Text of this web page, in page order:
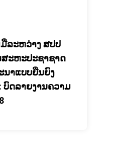
ລະຫວ່າງ ສປປ
ສະຫະປະຊາຊາດ
ນາແບບຍືນຍົງ
ບົດລາຍງານຄວາມ